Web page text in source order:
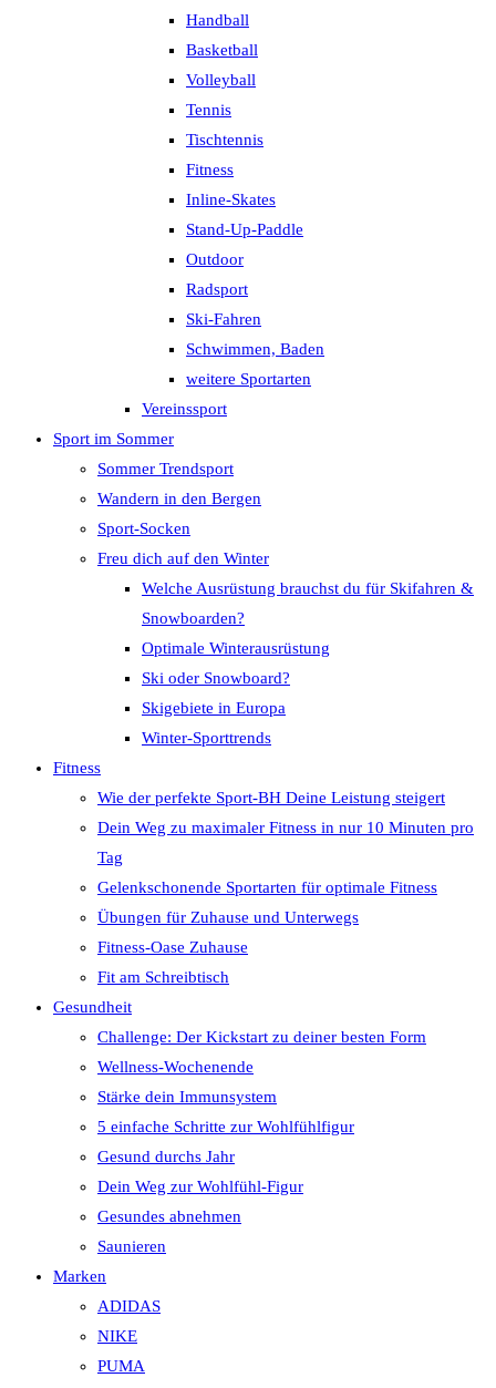
Handball
Basketball
Volleyball
Tennis
Tischtennis
Fitness
Inline-Skates
Stand-Up-Paddle
Outdoor
Radsport
Ski-Fahren
Schwimmen, Baden
weitere Sportarten
Vereinssport
Sport im Sommer
Sommer Trendsport
Wandern in den Bergen
Sport-Socken
Freu dich auf den Winter
Welche Ausrüstung brauchst du für Skifahren &
Snowboarden?
Optimale Winterausrüstung
Ski oder Snowboard?
Skigebiete in Europa
Winter-Sporttrends
Fitness
Wie der perfekte Sport-BH Deine Leistung steigert
Dein Weg zu maximaler Fitness in nur 10 Minuten pro
Tag
Gelenkschonende Sportarten für optimale Fitness
Übungen für Zuhause und Unterwegs
Fitness-Oase Zuhause
Fit am Schreibtisch
Gesundheit
Challenge: Der Kickstart zu deiner besten Form
Wellness-Wochenende
Stärke dein Immunsystem
5 einfache Schritte zur Wohlfühlfigur
Gesund durchs Jahr
Dein Weg zur Wohlfühl-Figur
Gesundes abnehmen
Saunieren
Marken
ADIDAS
NIKE
PUMA